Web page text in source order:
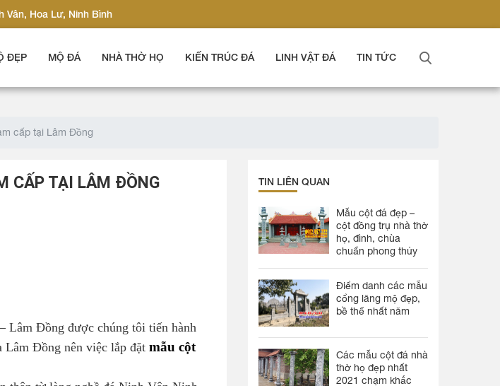
Vân, Hoa Lư, Ninh Bình
ĐẸP MỘ ĐÁ NHÀ THỜ HỌ KIẾN TRÚC ĐÁ LINH VẬT ĐÁ TIN TỨC
cấp tại Lâm Đồng
CẤP TẠI LÂM ĐỒNG
Lâm Đồng được chúng tôi tiến hành
Lâm Đồng nên việc lắp đặt mẫu cột
TIN LIÊN QUAN
Mẫu cột đá đẹp –
cột đồng trụ nhà thờ
họ, đình, chùa
chuẩn phong thủy
Điểm danh các mẫu
cổng lăng mộ đẹp,
bề thế nhất năm
Các mẫu cột đá nhà
thờ họ đẹp nhất
2021 chạm khắc